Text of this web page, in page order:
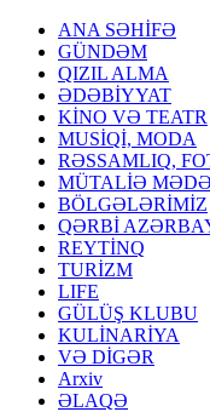
ANA SƏHİFƏ
GÜNDƏM
QIZIL ALMA
ƏDƏBİYYAT
KİNO VƏ TEATR
MUSİQİ, MODA
RƏSSAMLIQ,
MÜTALİƏ
BÖLGƏLƏRİMİZ
QƏRBİ
REYTİNQ
TURİZM
LIFE
GÜLÜŞ KLUBU
KULİNARİYA
VƏ DİGƏR
Arxiv
ƏLAQƏ